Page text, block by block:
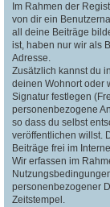
Im Rahmen der
von dir ein
all deine Beiträge
ist, haben nur wir als
Adresse.
Zusätzlich kannst du
deinen Wohnort oder
Signatur festlegen
personenbezogene
so dass du selbst
veröffentlichen willst.
Beiträge frei im
Wir erfassen im
personenbezogener
Zeitstempel.